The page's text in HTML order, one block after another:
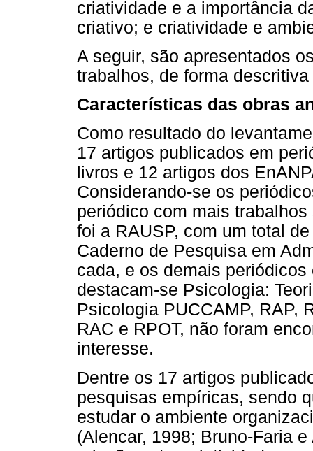
criatividade e a importância
criativo; e criatividade e
A seguir, são apresentados
trabalhos, de forma
Características das obras
Como resultado do
17 artigos publicados em
livros e 12 artigos dos
Considerando-se os
periódico com mais
foi a RAUSP, com um total
Caderno de Pesquisa em
cada, e os demais
destacam-se Psicologia:
Psicologia PUCCAMP, RAP,
RAC e RPOT, não foram
interesse.
Dentre os 17 artigos
pesquisas empíricas, sendo
estudar o ambiente
(Alencar, 1998; Bruno-Faria